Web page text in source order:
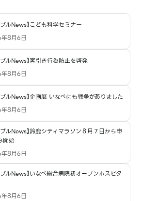
ブルNews】こども科学セミナー
8月6日
ブルNews】客引き行為防止を啓発
8月6日
ブルNews】企画展 いなべにも戦争がありました
8月6日
ブルNews】鈴鹿シティマラソン８月７日から申
開始
8月6日
ブルNews】いなべ総合病院初オープンホスピタ
8月6日